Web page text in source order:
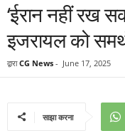
‘ईरान नहीं रख
इजरायल को
द्वारा CG News - June 17, 2025
साझा करना